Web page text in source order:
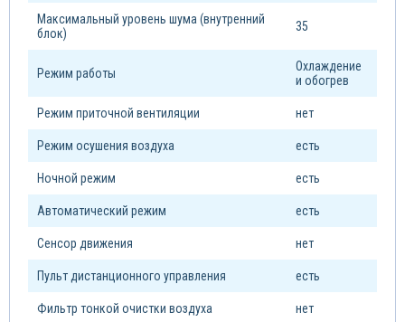
Максимальный уровень шума (внутренний
блок)
35
Режим работы
Охлаждение
и обогрев
Режим приточной вентиляции нет
Режим осушения воздуха есть
Ночной режим есть
Автоматический режим есть
Сенсор движения нет
Пульт дистанционного управления есть
Фильтр тонкой очистки воздуха нет